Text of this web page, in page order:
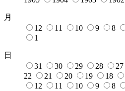
月
12
11 10 9 8
1
日
31
30 29 28 27
22
21 20 19 18
12
11 10 9 8